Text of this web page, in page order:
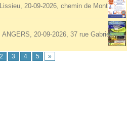
20-09-2026, chemin de Montluzin
20-09-2026, 37 rue Gabriel
2 3 4 5 »